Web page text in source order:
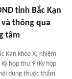
tỉnh Bắc Kạn
thông qua
tâm
Kạn khóa X, nhiệm
họp thứ 9 (Kỳ họp
dung thuộc thẩm